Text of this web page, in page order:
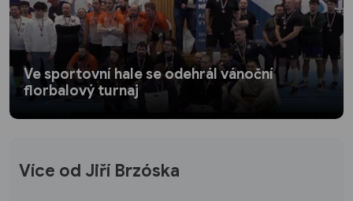
Ve sportovní hale se odehrál vánoční
florbalový turnaj
Více od Jiří Brzóska